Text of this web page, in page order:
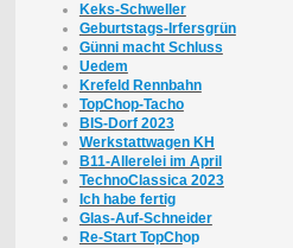
Keks-Schweller
Geburtstags-Irfersgrün
Günni macht Schluss
Uedem
Krefeld Rennbahn
TopChop-Tacho
BIS-Dorf 2023
Werkstattwagen KH
B11-Allerelei im April
TechnoClassica 2023
Ich habe fertig
Glas-Auf-Schneider
Re-Start TopChop